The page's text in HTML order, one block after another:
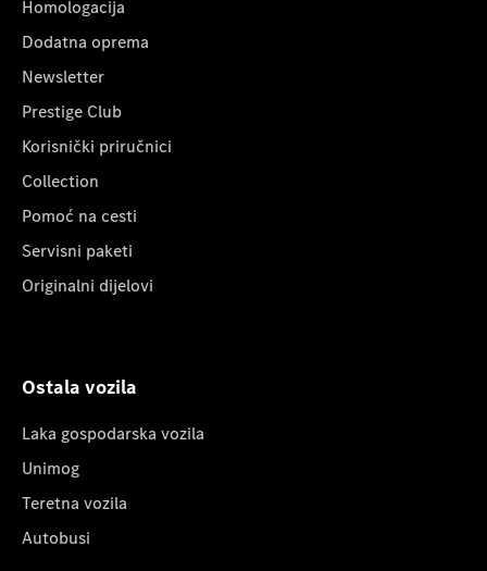
Homologacija
Dodatna oprema
Newsletter
Prestige Club
Korisnički priručnici
Collection
Pomoć na cesti
Servisni paketi
Originalni dijelovi
Ostala vozila
Laka gospodarska vozila
Unimog
Teretna vozila
Autobusi